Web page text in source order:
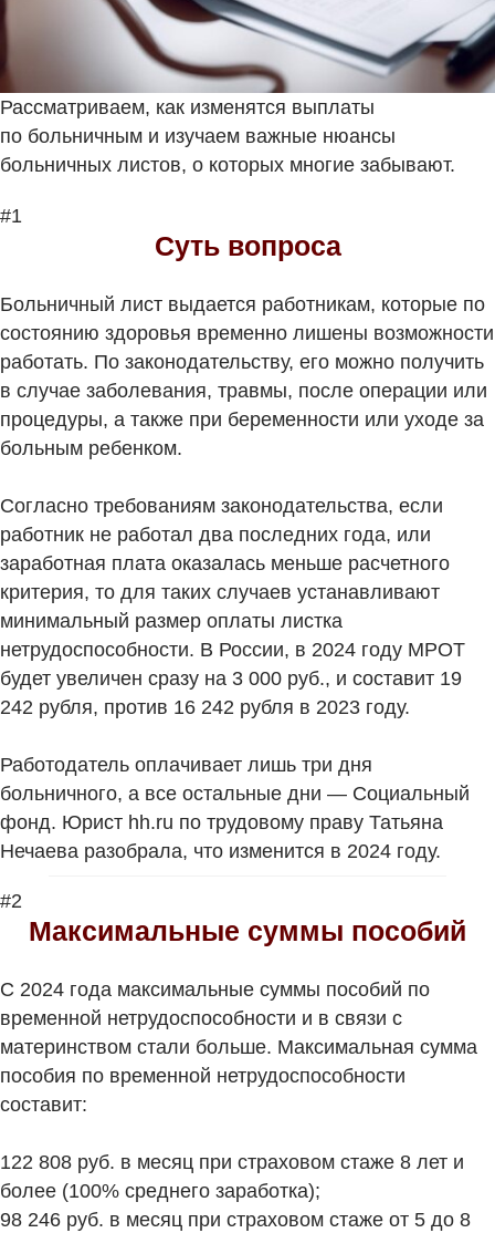
Рассматриваем, как изменятся выплаты
по больничным и изучаем важные нюансы
больничных листов, о которых многие забывают.
#1
Суть вопроса
Больничный лист выдается работникам, которые по
состоянию здоровья временно лишены возможности
работать. По законодательству, его можно получить
в случае заболевания, травмы, после операции или
процедуры, а также при беременности или уходе за
больным ребенком.
Согласно требованиям законодательства, если
работник не работал два последних года, или
заработная плата оказалась меньше расчетного
критерия, то для таких случаев устанавливают
минимальный размер оплаты листка
нетрудоспособности. В России, в 2024 году МРОТ
будет увеличен сразу на 3 000 руб., и составит 19
242 рубля, против 16 242 рубля в 2023 году.
Работодатель оплачивает лишь три дня
больничного, а все остальные дни — Социальный
фонд. Юрист hh.ru по трудовому праву Татьяна
Нечаева разобрала, что изменится в 2024 году.
#2
Максимальные суммы пособий
С 2024 года максимальные суммы пособий по
временной нетрудоспособности и в связи с
материнством стали больше. Максимальная сумма
пособия по временной нетрудоспособности
составит:
122 808 руб. в месяц при страховом стаже 8 лет и
более (100% среднего заработка);
98 246 руб. в месяц при страховом стаже от 5 до 8